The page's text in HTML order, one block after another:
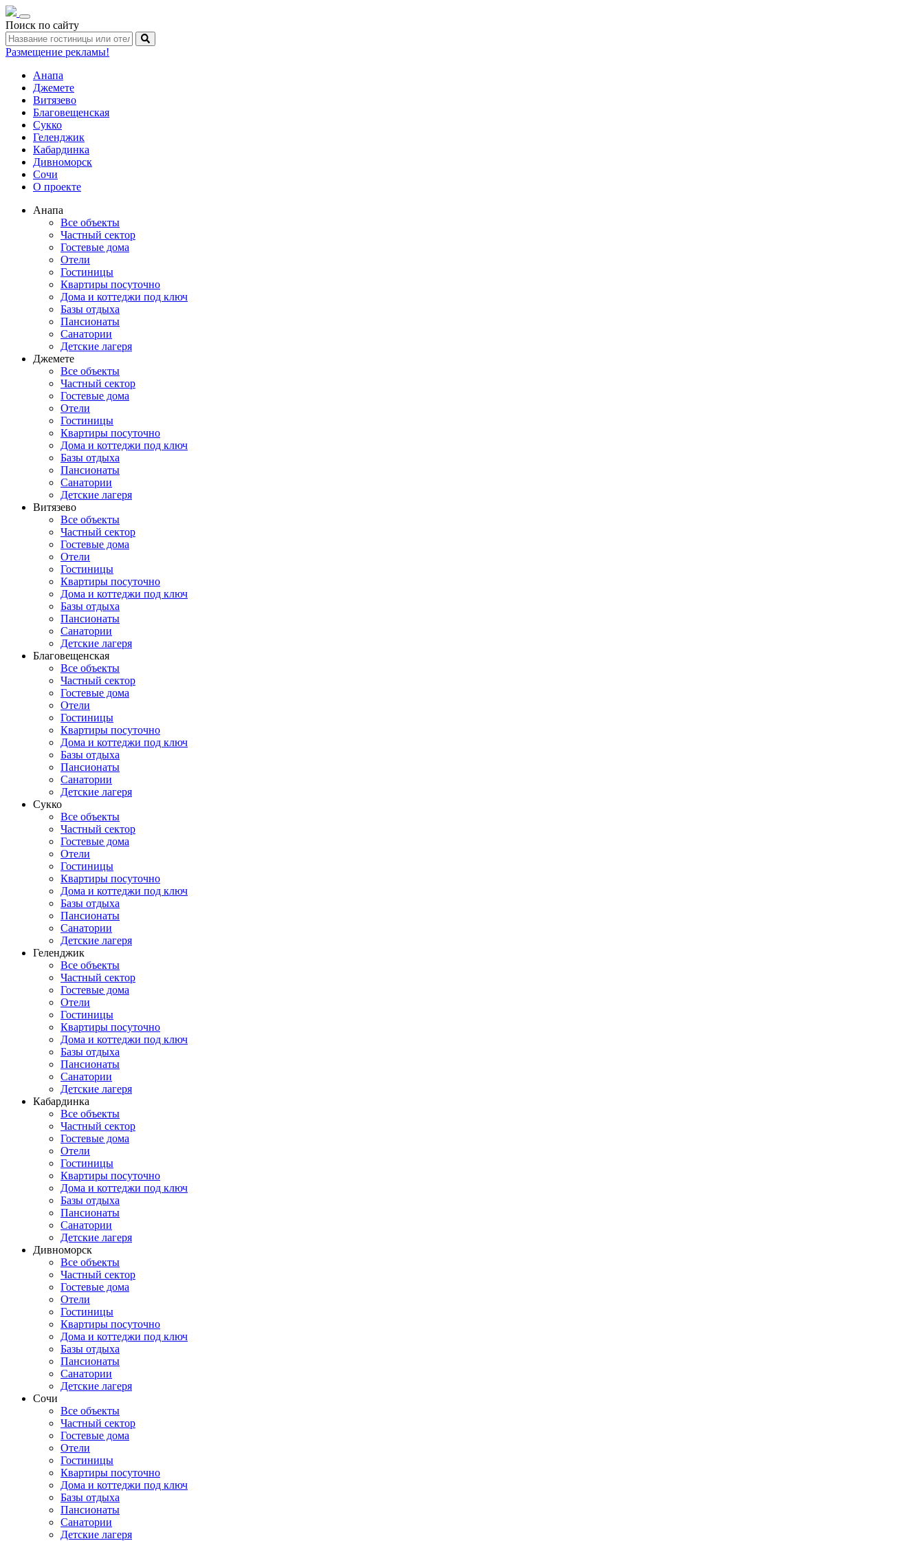
Toggle
navigation
Поиск по сайту
Размещение рекламы!
Анапа
Джемете
Витязево
Благовещенская
Сукко
Геленджик
Кабардинка
Дивноморск
Сочи
О проекте
Анапа
Все объекты
Частный сектор
Гостевые дома
Отели
Гостиницы
Квартиры посуточно
Дома и коттеджи под ключ
Базы отдыха
Пансионаты
Санатории
Детские лагеря
Джемете
Все объекты
Частный сектор
Гостевые дома
Отели
Гостиницы
Квартиры посуточно
Дома и коттеджи под ключ
Базы отдыха
Пансионаты
Санатории
Детские лагеря
Витязево
Все объекты
Частный сектор
Гостевые дома
Отели
Гостиницы
Квартиры посуточно
Дома и коттеджи под ключ
Базы отдыха
Пансионаты
Санатории
Детские лагеря
Благовещенская
Все объекты
Частный сектор
Гостевые дома
Отели
Гостиницы
Квартиры посуточно
Дома и коттеджи под ключ
Базы отдыха
Пансионаты
Санатории
Детские лагеря
Сукко
Все объекты
Частный сектор
Гостевые дома
Отели
Гостиницы
Квартиры посуточно
Дома и коттеджи под ключ
Базы отдыха
Пансионаты
Санатории
Детские лагеря
Геленджик
Все объекты
Частный сектор
Гостевые дома
Отели
Гостиницы
Квартиры посуточно
Дома и коттеджи под ключ
Базы отдыха
Пансионаты
Санатории
Детские лагеря
Кабардинка
Все объекты
Частный сектор
Гостевые дома
Отели
Гостиницы
Квартиры посуточно
Дома и коттеджи под ключ
Базы отдыха
Пансионаты
Санатории
Детские лагеря
Дивноморск
Все объекты
Частный сектор
Гостевые дома
Отели
Гостиницы
Квартиры посуточно
Дома и коттеджи под ключ
Базы отдыха
Пансионаты
Санатории
Детские лагеря
Сочи
Все объекты
Частный сектор
Гостевые дома
Отели
Гостиницы
Квартиры посуточно
Дома и коттеджи под ключ
Базы отдыха
Пансионаты
Санатории
Детские лагеря